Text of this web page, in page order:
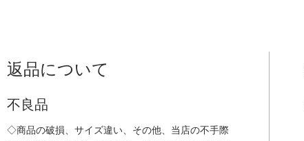
返品について
不良品
◇商品の破損、サイズ違い、その他、当店の不手際